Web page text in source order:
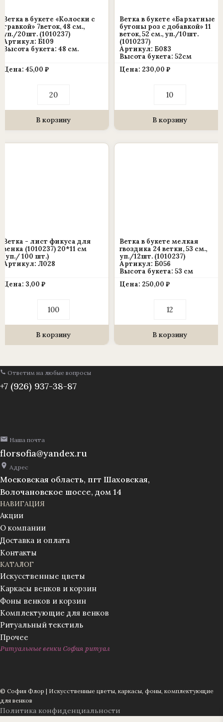
Ветка в букете «Колоски с
травкой» 7веток, 48 см.,
уп./20шт. (1010237)
Артикул: Б109
Высота букета: 48 см.
Цена: 45,00 ₽
товара
в
букете
травкой»
В корзину
Ветка в букете «Бархатные
бутоны роз с добавкой» 11
веток, 52 см., уп./10шт.
(1010237)
Артикул: Б083
Высота букета: 52см
Цена: 230,00 ₽
товара
в
букете
роз
В корзину
Ветка - лист фикуса для
венка (1010237) 20*11 см
(уп./ 100 шт.)
Артикул: Л028
Цена: 3,00 ₽
товара
-
лист
(1010237)
20*11
см
(уп./
В корзину
Ветка в букете мелкая
гвоздика 24 ветки, 53 см.,
уп./12шт. (1010237)
Артикул: Б056
Высота букета: 53 см
Цена: 250,00 ₽
товара
в
букете
ветки,
В корзину
Ответим на любые вопросы
+7 (926) 937-38-87
Наша почта
florsofia@yandex.ru
Адрес
Московская область, пгт Шаховская,
Волочановское шоссе, дом 14
НАВИГАЦИЯ
Акции
О компании
Доставка и оплата
Контакты
КАТАЛОГ
Искусственные цветы
Каркасы венков и корзин
Фоны венков и корзин
Комплектующие для венков
Ритуальный текстиль
Прочее
Ритуальные венки София ритуал
© София Флор | Искусственные цветы, каркасы, фоны, комплектующие
для венков
Политика конфиденциальности